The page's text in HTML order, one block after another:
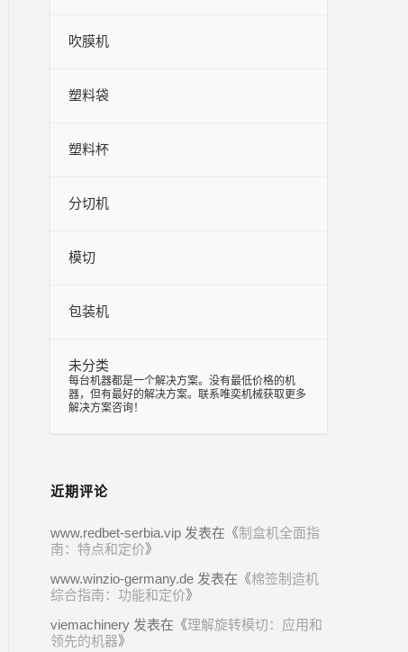
吹膜机
塑料袋
塑料杯
分切机
模切
包装机
未分类
–
每台机器都是一个解决方案。没有最低价格的机
器，但有最好的解决方案。联系唯奕机械获取更多
解决方案咨询！
近期评论
www.redbet-serbia.vip 发表在《制盒机全面指
南：特点和定价》
www.winzio-germany.de 发表在《棉签制造机
综合指南：功能和定价》
viemachinery 发表在《理解旋转模切：应用和
领先的机器》